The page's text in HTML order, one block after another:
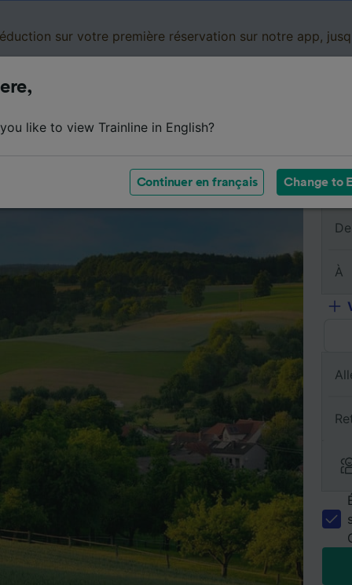
sur votre première réservation sur notre app,
De
À
like to view Trainline in English?
Continuer en français Change to